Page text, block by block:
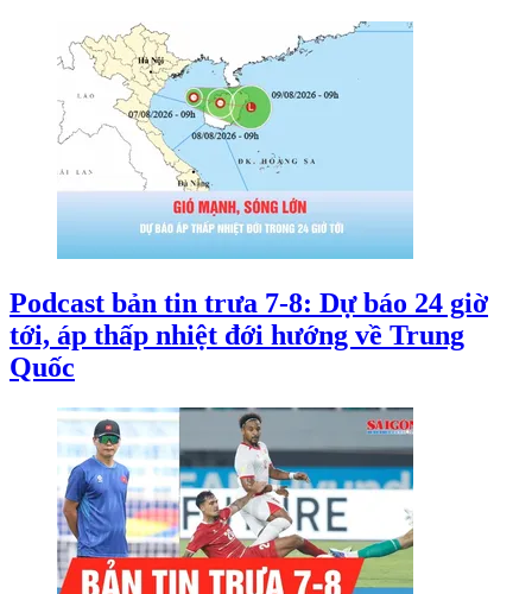
Podcast bản tin trưa 7-8: Dự báo 24 giờ
tới, áp thấp nhiệt đới hướng về Trung
Quốc